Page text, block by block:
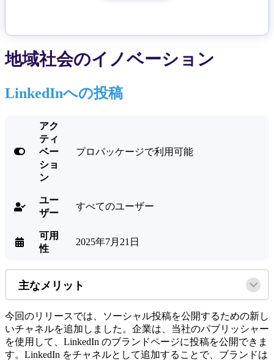
地域社会のイノベーション
LinkedInへの投稿

アク
ティ
ベー
ショ
ン
プロパッケージで利用可能

ユー
ザー
すべてのユーザー

可用
性
2025年7月21日
主なメリット
今回のリリースでは、ソーシャル投稿を公開するための新し
いチャネルを追加しました。企業は、当社のパブリッシャー
を使用して、LinkedIn のブランドページに投稿を公開できま
す。LinkedIn をチャネルとして追加することで、ブランドは